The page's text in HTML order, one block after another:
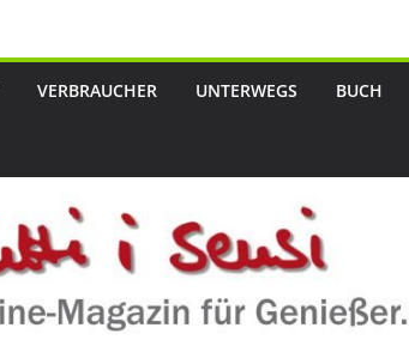
VERBRAUCHER UNTERWEGS BUCH